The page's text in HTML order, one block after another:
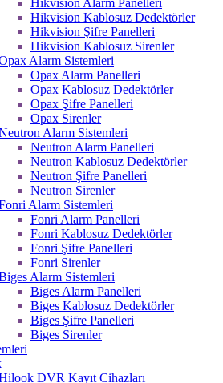
Hikvision Alarm Panelleri
Hikvision Kablosuz Dedektörler
Hikvision Şifre Panelleri
Hikvision Kablosuz Sirenler
Alarm Sistemleri
Opax Alarm Panelleri
Opax Kablosuz Dedektörler
Opax Şifre Panelleri
Opax Sirenler
Alarm Sistemleri
Neutron Alarm Panelleri
Neutron Kablosuz Dedektörler
Neutron Şifre Panelleri
Neutron Sirenler
Alarm Sistemleri
Fonri Alarm Panelleri
Fonri Kablosuz Dedektörler
Fonri Şifre Panelleri
Fonri Sirenler
Alarm Sistemleri
Biges Alarm Panelleri
Biges Kablosuz Dedektörler
Biges Şifre Panelleri
Biges Sirenler
DVR Kayıt Cihazları